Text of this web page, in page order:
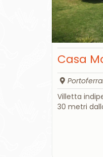
Casa
Villetta
30 metri